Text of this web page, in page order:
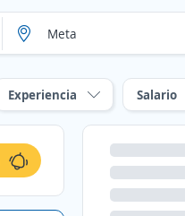
Experiencia Salario